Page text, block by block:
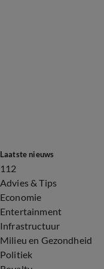
Laatste nieuws
112
Advies & Tips
Economie
Entertainment
Infrastructuur
Milieu en Gezondheid
Politiek